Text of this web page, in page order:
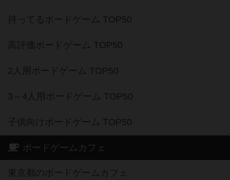
持ってるボードゲーム TOP50
高評価ボードゲーム TOP50
2人用ボードゲーム TOP50
3～4人用ボードゲーム TOP50
子供向けボードゲーム TOP50
ボードゲームカフェ
東京都のボードゲームカフェ